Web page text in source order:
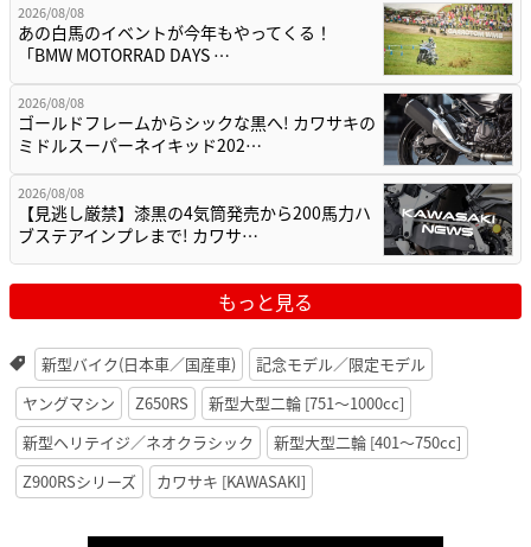
2026/08/08
あの白馬のイベントが今年もやってくる！
「BMW MOTORRAD DAYS …
2026/08/08
ゴールドフレームからシックな黒へ! カワサキの
ミドルスーパーネイキッド202…
2026/08/08
【見逃し厳禁】漆黒の4気筒発売から200馬力ハ
ブステアインプレまで! カワサ…
もっと見る
新型バイク(日本車／国産車)
記念モデル／限定モデル
ヤングマシン
Z650RS
新型大型二輪 [751〜1000cc]
新型ヘリテイジ／ネオクラシック
新型大型二輪 [401〜750cc]
Z900RSシリーズ
カワサキ [KAWASAKI]